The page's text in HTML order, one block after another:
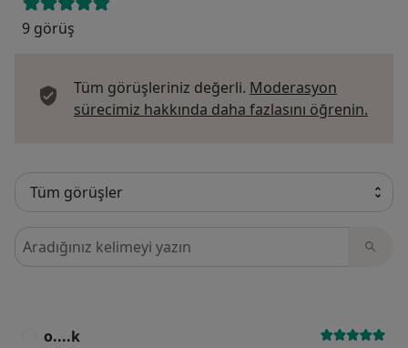
9 görüş
Tüm görüşleriniz değerli. Moderasyon
sürecimiz hakkında daha fazlasını öğrenin.
Görüşler içerisinde ara
o....k